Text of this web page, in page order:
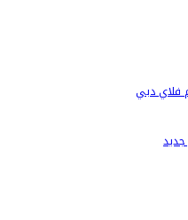
فلاي دبي